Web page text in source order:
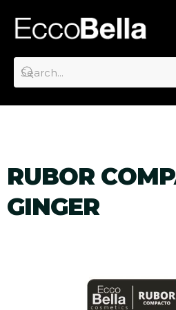
RUBOR
GINGER